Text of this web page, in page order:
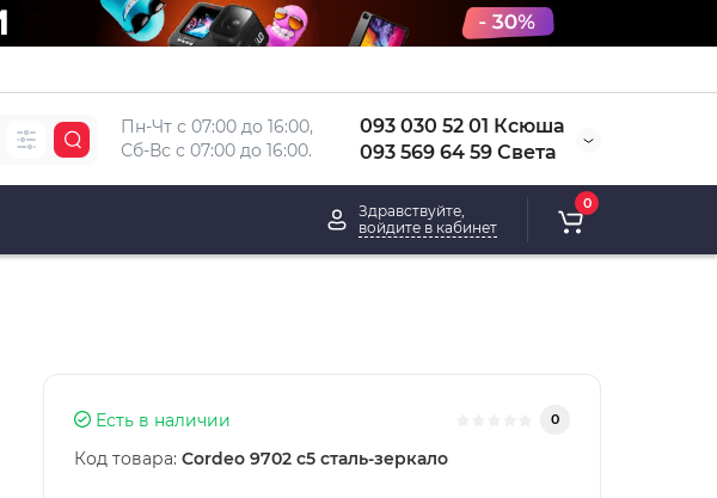
Пн-Чт с 07:00 до 16:00,
Сб-Вс с 07:00 до 16:00.
093 030 52 01 Ксюша
093 569 64 59 Света
Здравствуйте,
войдите в кабинет
0
Есть в наличии 0
Код товара: Cordeo 9702 с5 сталь-зеркало